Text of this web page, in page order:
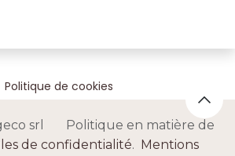
Politique de cookies
srl Politique en matière de
de confidentialité. Mentions